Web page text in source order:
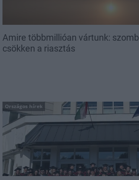
Amire többmillióan vártunk:
csökken a riasztás
Országos hírek